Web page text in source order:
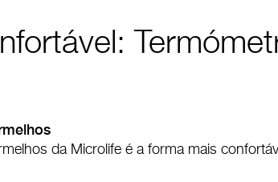
da Microlife é a forma mais